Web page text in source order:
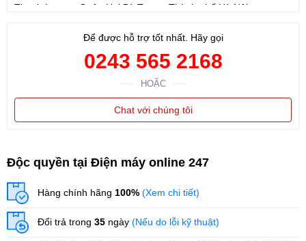
Thanh Lương, Quận Hai Bà Trưng, Thành phố Hà Nội
Để được hỗ trợ tốt nhất. Hãy gọi
0243 565 2168
HOẶC
Chat với chúng tôi
Độc quyền tại Điện máy online 247
Hàng chính hãng 100% (Xem chi tiết)
Đổi trả trong 35 ngày (Nếu do lỗi kỹ thuật)